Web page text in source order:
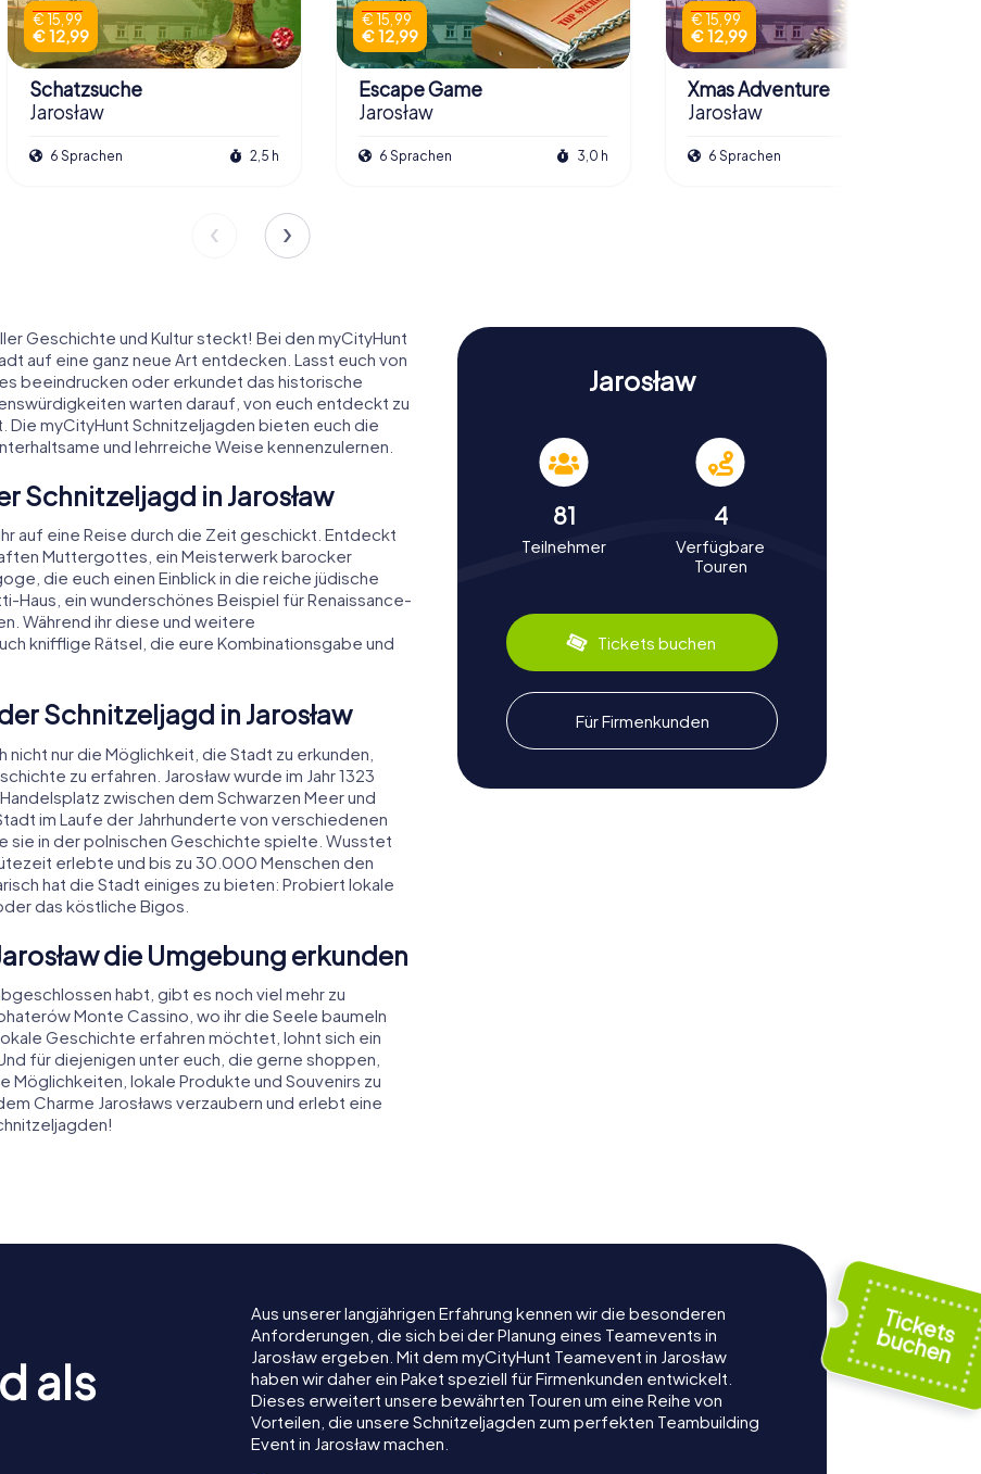
€ 15,99
€ 12,99
Schatzsuche
Jarosław
6 Sprachen 2,5 h
€ 15,99
€ 12,99
Escape Game
Jarosław
6 Sprachen 3,0 h
€ 15,99
€ 12,99
Xmas Adventure
Jarosław
6 Sprachen
Geschichte und Kultur steckt! Bei den myCityHunt
auf eine ganz neue Art entdecken. Lasst euch von
beeindrucken oder erkundet das historische
warten darauf, von euch entdeckt zu
Die myCityHunt Schnitzeljagden bieten euch die
und lehrreiche Weise kennenzulernen.
Schnitzeljagd in Jarosław
auf eine Reise durch die Zeit geschickt. Entdeckt
Muttergottes, ein Meisterwerk barocker
die euch einen Einblick in die reiche jüdische
Haus, ein wunderschönes Beispiel für Renaissance-
Während ihr diese und weitere
knifflige Rätsel, die eure Kombinationsgabe und
Schnitzeljagd in Jarosław
nicht nur die Möglichkeit, die Stadt zu erkunden,
zu erfahren. Jarosław wurde im Jahr 1323
zwischen dem Schwarzen Meer und
im Laufe der Jahrhunderte von verschiedenen
sie in der polnischen Geschichte spielte. Wusstet
erlebte und bis zu 30.000 Menschen den
hat die Stadt einiges zu bieten: Probiert lokale
das köstliche Bigos.
die Umgebung erkunden
habt, gibt es noch viel mehr zu
Monte Cassino, wo ihr die Seele baumeln
Geschichte erfahren möchtet, lohnt sich ein
für diejenigen unter euch, die gerne shoppen,
lokale Produkte und Souvenirs zu
Charme Jarosławs verzaubern und erlebt eine
Jarosław
81
Teilnehmer
4
Verfügbare
Touren
Tickets buchen
Für Firmenkunden
als
Aus unserer langjährigen Erfahrung kennen wir die besonderen
Anforderungen, die sich bei der Planung eines Teamevents in
Jarosław ergeben. Mit dem myCityHunt Teamevent in Jarosław
haben wir daher ein Paket speziell für Firmenkunden entwickelt.
Dieses erweitert unsere bewährten Touren um eine Reihe von
Vorteilen, die unsere Schnitzeljagden zum perfekten Teambuilding
Event in Jarosław machen.